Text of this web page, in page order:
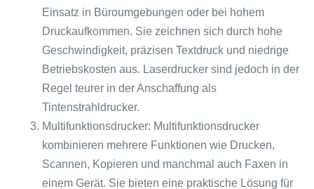
Einsatz in Büroumgebungen oder bei hohem
Druckaufkommen. Sie zeichnen sich durch hohe
Geschwindigkeit, präzisen Textdruck und niedrige
Betriebskosten aus. Laserdrucker sind jedoch in der
Regel teurer in der Anschaffung als
Tintenstrahldrucker.
Multifunktionsdrucker: Multifunktionsdrucker
kombinieren mehrere Funktionen wie Drucken,
Scannen, Kopieren und manchmal auch Faxen in
einem Gerät. Sie bieten eine praktische Lösung für